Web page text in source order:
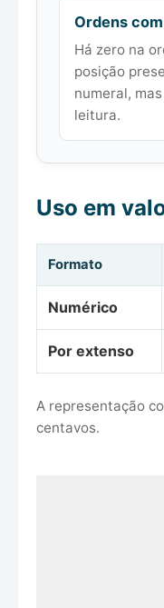
Ordens
Há zero na
posição
numeral,
leitura.
Uso em
Formato
Numérico
Por extenso
A representação
centavos.